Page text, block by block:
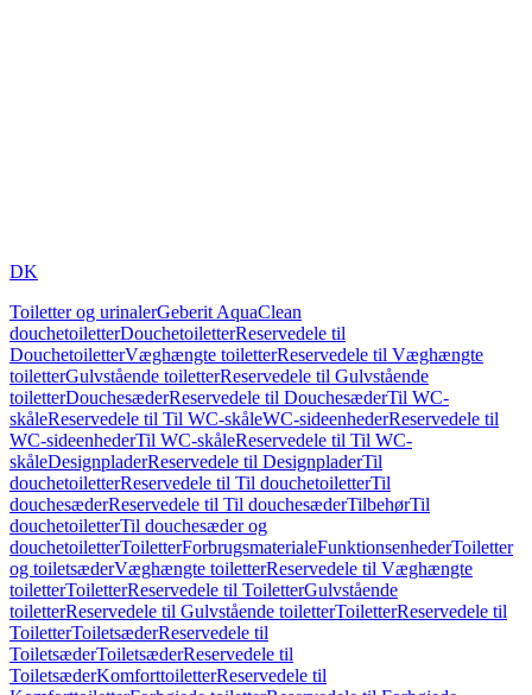
DK
Toiletter og urinalerGeberit AquaClean
douchetoiletterDouchetoiletterReservedele til
DouchetoiletterVæghængte toiletterReservedele til Væghængte
toiletterGulvstående toiletterReservedele til Gulvstående
toiletterDouchesæderReservedele til DouchesæderTil WC-
skåleReservedele til Til WC-skåleWC-sideenhederReservedele til
WC-sideenhederTil WC-skåleReservedele til Til WC-
skåleDesignpladerReservedele til DesignpladerTil
douchetoiletterReservedele til Til douchetoiletterTil
douchesæderReservedele til Til douchesæderTilbehørTil
douchetoiletterTil douchesæder og
douchetoiletterToiletterForbrugsmaterialeFunktionsenhederToiletter
og toiletsæderVæghængte toiletterReservedele til Væghængte
toiletterToiletterReservedele til ToiletterGulvstående
toiletterReservedele til Gulvstående toiletterToiletterReservedele til
ToiletterToiletsæderReservedele til
ToiletsæderToiletsæderReservedele til
ToiletsæderKomforttoiletterReservedele til